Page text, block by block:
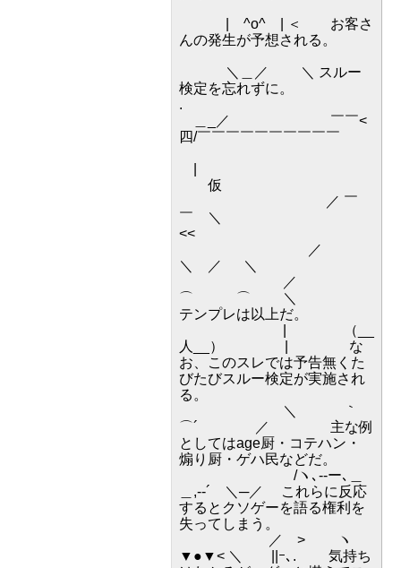
| ^o^ | ＜ お客さ
んの発生が予想される。
＼＿／ ＼ スルー
検定を忘れずに。
.
＿_／ ￣￣<
四/￣￣￣￣￣￣￣￣￣￣
仮
／ ￣
￣ ＼
<<
／
＼ ／ ＼
／
⌒ ⌒ ＼
テンプレは以上だ。
| （__
人__） | な
お、このスレでは予告無くた
びたびスルー検定が実施され
る。
＼ ｀
⌒´ ／ 主な例
としてはage厨・コテハン・
煽り厨・ゲハ民などだ。
/ヽ､--ー､＿
＿,-‐´ ＼─／ これらに反応
するとクソゲーを語る権利を
失ってしまう。
／ > ヽ
▼●▼< ＼ ||ｰ､. 気持ち